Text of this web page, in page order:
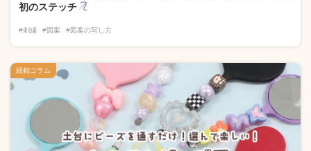
初のステッチ
#刺繍 #図案 #図案の写し方
紐釦コラム